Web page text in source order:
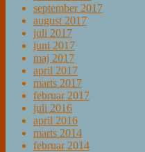
september 2017
august 2017
juli 2017
juni 2017
maj 2017
april 2017
marts 2017
februar 2017
juli 2016
april 2016
marts 2014
februar 2014